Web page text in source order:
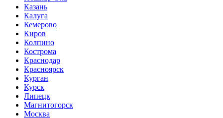
Казань
Калуга
Кемерово
Киров
Колпино
Кострома
Краснодар
Красноярск
Курган
Курск
Липецк
Магнитогорск
Москва